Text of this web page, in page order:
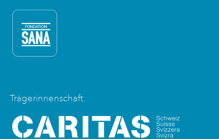
Fondation Sana
Trägerinnenschaft: